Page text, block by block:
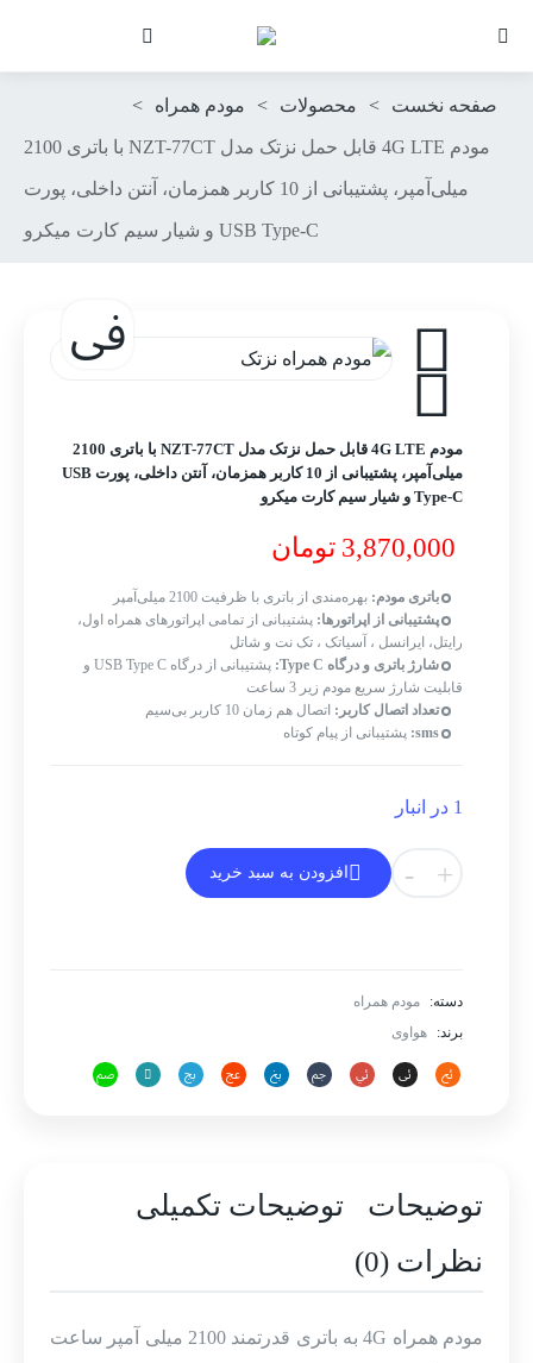
صفحه نخست > محصولات > مودم همراه >
مودم 4G LTE قابل حمل نزتک مدل NZT-77CT با باتری 2100
میلی‌آمپر، پشتیبانی از 10 کاربر همزمان، آنتن داخلی، پورت
USB Type-C و شیار سیم کارت میکرو
مودم 4G LTE قابل حمل نزتک مدل NZT-77CT با باتری 2100
میلی‌آمپر، پشتیبانی از 10 کاربر همزمان، آنتن داخلی، پورت USB
Type-C و شیار سیم کارت میکرو
تومان
باتری مودم: بهره‌مندی از باتری با ظرفیت 2100 میلی‌آمپر
پشتیبانی از اپراتورها: پشتیبانی از تمامی اپراتورهای همراه اول،
رایتل، ایرانسل ، آسیاتک ، تک نت و شاتل
شارژ باتری و درگاه Type C:
پشتیبانی از درگاه USB Type C و
قابلیت شارژ سریع مودم زیر 3 ساعت
تعداد اتصال کاربر: اتصال هم زمان 10 کاربر بی‌سیم
sms: پشتیبانی از پیام کوتاه
1 در انبار
-
نزتک
مدل
NZT-
77CT
میلی‌آمپر،
از
همزمان،
+ افزودن به سبد خرید
دسته:
مودم همراه
برند:
هواوی
توضیحات
توضیحات تکمیلی
نظرات (0)
مودم همراه 4G به باتری قدرتمند 2100 میلی آمپر ساعت